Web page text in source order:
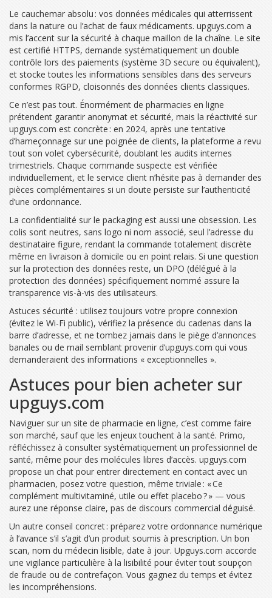
Le cauchemar absolu : vos données médicales qui atterrissent
dans la nature ou l’achat de faux médicaments. upguys.com a
mis l’accent sur la sécurité à chaque maillon de la chaîne. Le site
est certifié HTTPS, demande systématiquement un double
contrôle lors des paiements (système 3D secure ou équivalent),
et stocke toutes les informations sensibles dans des serveurs
conformes RGPD, cloisonnés des données clients classiques.
Ce n’est pas tout. Énormément de pharmacies en ligne
prétendent garantir anonymat et sécurité, mais la réactivité sur
upguys.com est concrète : en 2024, après une tentative
d’hameçonnage sur une poignée de clients, la plateforme a revu
tout son volet cybersécurité, doublant les audits internes
trimestriels. Chaque commande suspecte est vérifiée
individuellement, et le service client n’hésite pas à demander des
pièces complémentaires si un doute persiste sur l’authenticité
d’une ordonnance.
La confidentialité sur le packaging est aussi une obsession. Les
colis sont neutres, sans logo ni nom associé, seul l’adresse du
destinataire figure, rendant la commande totalement discrète
même en livraison à domicile ou en point relais. Si une question
sur la protection des données reste, un DPO (délégué à la
protection des données) spécifiquement nommé assure la
transparence vis-à-vis des utilisateurs.
Astuces sécurité : utilisez toujours votre propre connexion
(évitez le Wi-Fi public), vérifiez la présence du cadenas dans la
barre d’adresse, et ne tombez jamais dans le piège d’annonces
banales ou de mail semblant provenir d’upguys.com qui vous
demanderaient des informations « exceptionnelles ».
Astuces pour bien acheter sur
upguys.com
Naviguer sur un site de pharmacie en ligne, c’est comme faire
son marché, sauf que les enjeux touchent à la santé. Primo,
réfléchissez à consulter systématiquement un professionnel de
santé, même pour des molécules libres d’accès. upguys.com
propose un chat pour entrer directement en contact avec un
pharmacien, posez votre question, même triviale : « Ce
complément multivitaminé, utile ou effet placebo ? » — vous
aurez une réponse claire, pas de discours commercial déguisé.
Un autre conseil concret : préparez votre ordonnance numérique
à l’avance s’il s’agit d’un produit soumis à prescription. Un bon
scan, nom du médecin lisible, date à jour. Upguys.com accorde
une vigilance particulière à la lisibilité pour éviter tout soupçon
de fraude ou de contrefaçon. Vous gagnez du temps et évitez
les incompréhensions.